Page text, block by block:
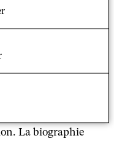
Henri Hertz, ou
les
comme
d’une origine,
La biographie